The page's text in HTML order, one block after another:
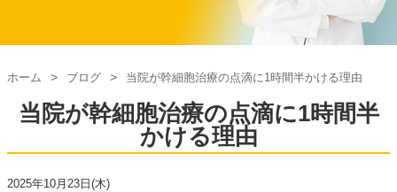
ホーム ブログ 当院が幹細胞治療の点滴に1時間半かける理由
当院が幹細胞治療の点滴に1時間半
かける理由
2025年10月23日(木)